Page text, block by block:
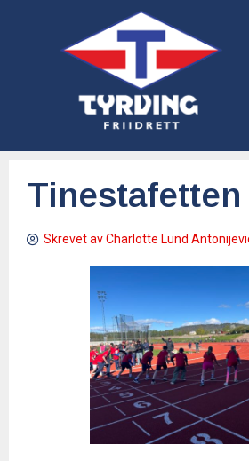
Tinestafetten
Skrevet avCharlotte Lund